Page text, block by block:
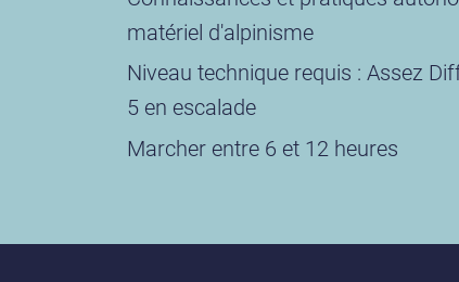
matériel d'alpinisme
Niveau technique requis : Assez
5 en escalade
Marcher entre 6 et 12 heures